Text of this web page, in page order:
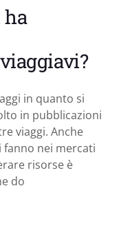
ha
in quanto si
in pubblicazioni
viaggi. Anche
fanno nei mercati
risorse è
do